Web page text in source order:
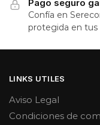
Pago seguro
Confía en
protegida en tus
LINKS UTILES
Aviso Legal
Condiciones de